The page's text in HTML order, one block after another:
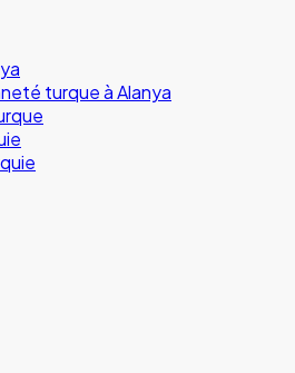
turque à Alanya